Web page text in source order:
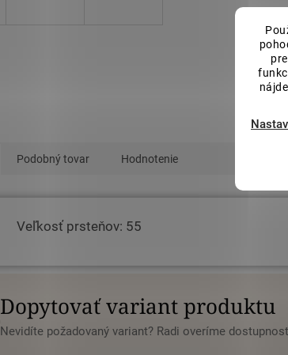
Podobný tovar Hodnotenie
Veľkosť prsteňov: 55
Dopytovať variant produktu
Nevidíte požadovaný variant? Radi overíme